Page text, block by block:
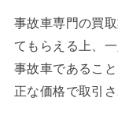
事故車専門の買
てもらえる上、
事故車であるこ
正な価格で取引